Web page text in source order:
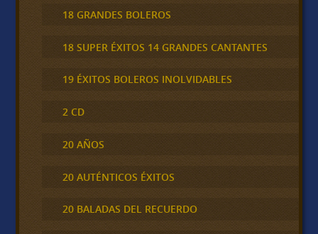
18 GRANDES BOLEROS
18 SUPER ÉXITOS 14 GRANDES CANTANTES
19 ÉXITOS BOLEROS INOLVIDABLES
2 CD
20 AÑOS
20 AUTÉNTICOS ÉXITOS
20 BALADAS DEL RECUERDO